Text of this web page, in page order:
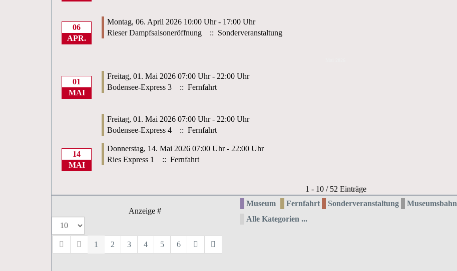
06
APR.
Montag, 06. April 2026 10:00 Uhr - 17:00 Uhr
Rieser Dampfsaisoneröffnung
:: Sonderveranstaltung
01
MAI
Freitag, 01. Mai 2026 07:00 Uhr - 22:00 Uhr
Bodensee-Express 3
:: Fernfahrt
Freitag, 01. Mai 2026 07:00 Uhr - 22:00 Uhr
Bodensee-Express 4
:: Fernfahrt
14
MAI
Donnerstag, 14. Mai 2026 07:00 Uhr - 22:00 Uhr
Ries Express 1
:: Fernfahrt
Limite der Paginierungsliste
1 - 10 / 52 Einträge
Anzeige #
1 2 3 4 5 6
Museum Fernfahrt Sonderveranstaltung Museumsbahn
Alle Kategorien ...